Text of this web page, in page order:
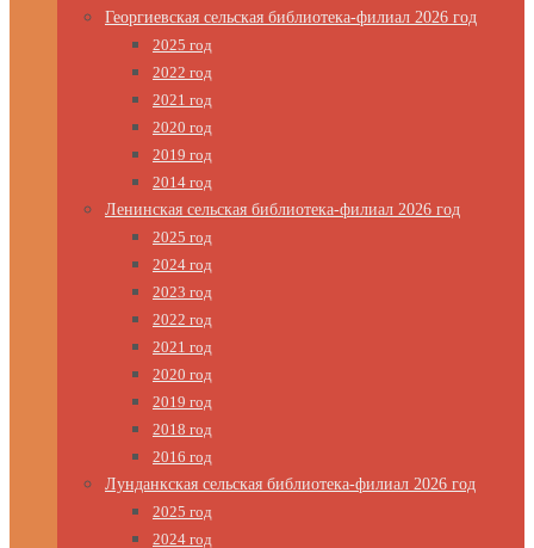
Георгиевская сельская библиотека-филиал 2026 год
2025 год
2022 год
2021 год
2020 год
2019 год
2014 год
Ленинская сельская библиотека-филиал 2026 год
2025 год
2024 год
2023 год
2022 год
2021 год
2020 год
2019 год
2018 год
2016 год
Лунданкская сельская библиотека-филиал 2026 год
2025 год
2024 год